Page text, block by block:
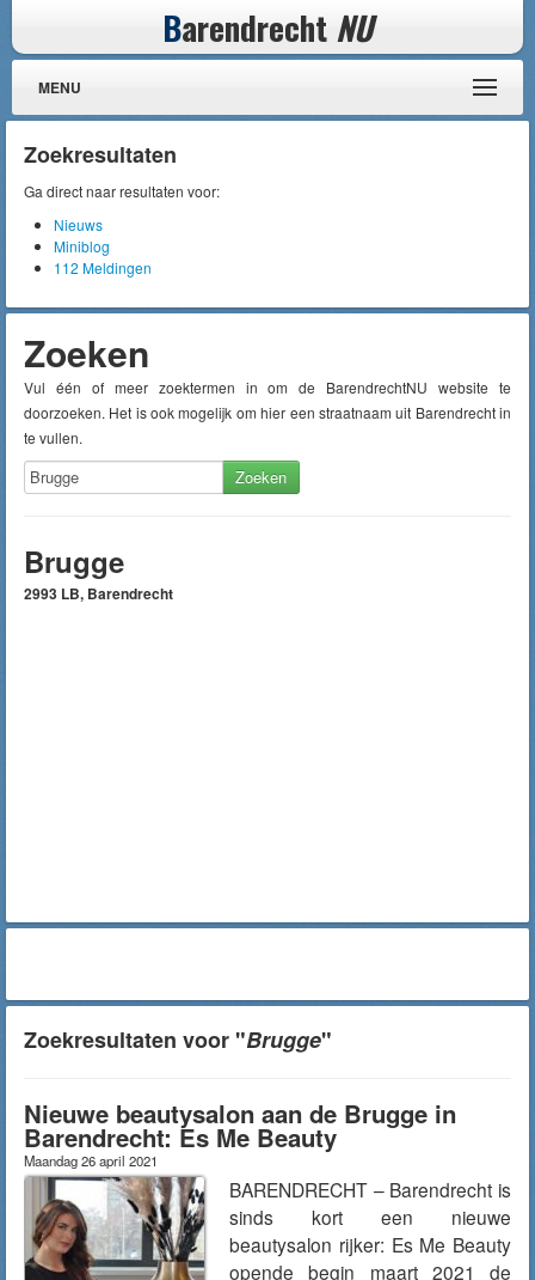
Barendrecht NU
MENU
Zoekresultaten
Ga direct naar resultaten voor:
Nieuws
Miniblog
112 Meldingen
Zoeken
Vul één of meer zoektermen in om de BarendrechtNU website te
doorzoeken. Het is ook mogelijk om hier een straatnaam uit Barendrecht in
te vullen.
Zoeken
Brugge
2993 LB, Barendrecht
Zoekresultaten voor "Brugge"
Nieuwe beautysalon aan de Brugge in
Barendrecht: Es Me Beauty
Maandag 26 april 2021
BARENDRECHT – Barendrecht is
sinds kort een nieuwe
beautysalon rijker: Es Me Beauty
opende begin maart 2021 de